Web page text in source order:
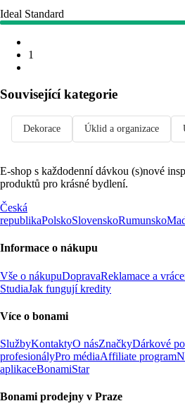
Ideal Standard
1
Související kategorie
Dekorace Úklid a organizace
E-shop s každodenní dávkou (s)nové
produktů pro krásné bydlení.
Česká
republikaPolskoSlovenskoRumunsko
Informace o nákupu
Vše o nákupuDopravaReklamace a
StudiaJak fungují kredity
Více o bonami
SlužbyKontaktyO násZnačkyDárkové
profesionályPro médiaAffiliate program
aplikaceBonamiStar
Bonami prodejny v Praze